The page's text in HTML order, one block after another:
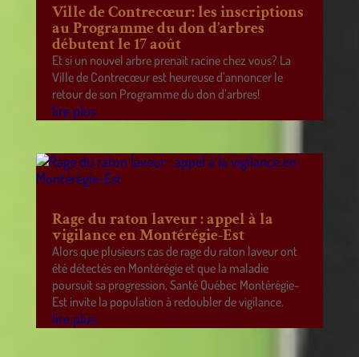
Ville de Contrecœur: les inscriptions
au Programme du don d’arbres
débutent le 17 août
Et si un nouvel arbre prenait racine chez vous? La
Ville de Contrecœur est heureuse d’annoncer le
retour de son Programme du don d’arbres!
lire plus
Rage du raton laveur : appel à la
vigilance en Montérégie-Est
Alors que plusieurs cas de rage du raton laveur ont
été détectés en Montérégie et que la maladie
poursuit sa progression, Santé Québec Montérégie-
Est invite la population à redoubler de vigilance.
lire plus